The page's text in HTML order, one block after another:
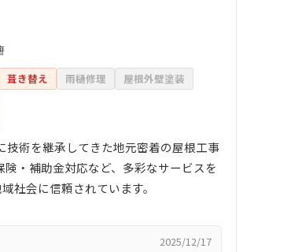
葺き替え 雨樋修理 屋根外壁塗装
技術を継承してきた地元密着の屋根工事
・補助金対応など、多彩なサービスを
社会に信頼されています。
2025/12/17